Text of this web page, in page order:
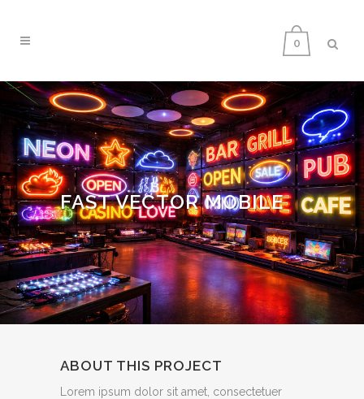
0
FAST VECTOR MOBILE
ABOUT THIS PROJECT
Lorem ipsum dolor sit amet, consectetuer